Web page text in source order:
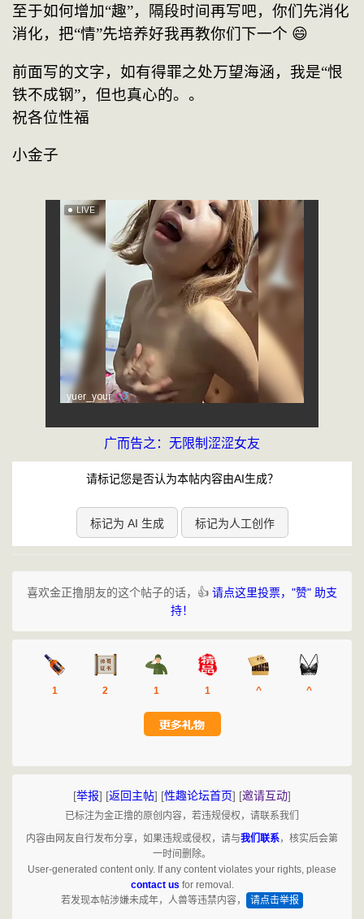
至于如何增加“趣”，隔段时间再写吧，你们先消化
消化，把“情”先培养好我再教你们下一个 😄
前面写的文字，如有得罪之处万望海涵，我是“恨
铁不成钢”，但也真心的。。
祝各位性福
小金子
广而告之：无限制涩涩女友
请标记您是否认为本帖内容由AI生成？
标记为 AI 生成 标记为人工创作
喜欢金正撸朋友的这个帖子的话，👍 请点这里投票，"赞" 助支
持！
1 2 1 1 ^ ^
[举报] [返回主帖] [性趣论坛首页] [邀请互动]
已标注为金正撸的原创内容，若违规侵权，请联系我们
内容由网友自行发布分享，如果违规或侵权，请与我们联系，核实后会第
一时间删除。
User-generated content only. If any content violates your rights, please
contact us for removal.
若发现本帖涉嫌未成年，人兽等违禁内容，
请点击举报